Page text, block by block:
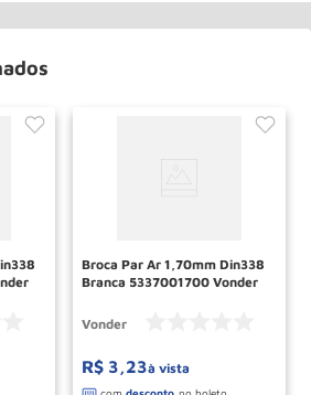
Broca Par Ar 1,70mm Din338
Branca 5337001700 Vonder
Vonder
R$ 3,23à vista